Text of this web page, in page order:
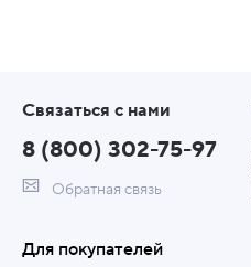
Связаться с нами
8 (800) 302-75-97
Обратная связь
Для покупателей